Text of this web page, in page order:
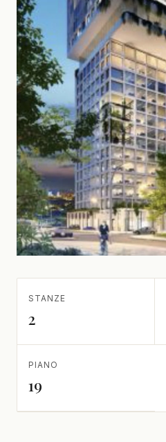
STANZE
2
PIANO
19